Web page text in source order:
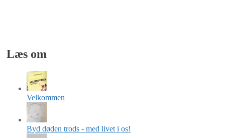
Læs om
Velkommen
Byd døden trods - med livet i os!